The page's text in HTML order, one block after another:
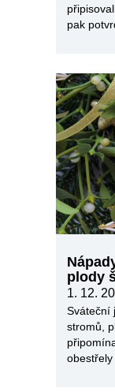
pak
Nápady
plody
1. 12.
Sváteční
stromů,
obestřely